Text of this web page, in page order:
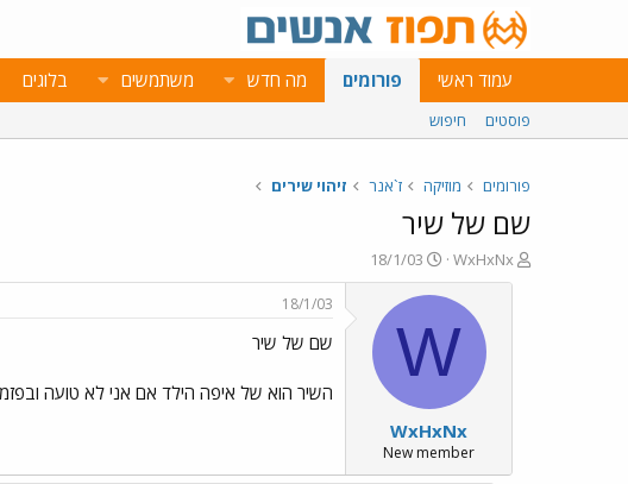
עמוד ראשי פורומים מה חדש משתמשים בלוגים
פוסטים חיפוש
פורומים מוזיקה ז`אנר זיהוי שירים
שם של שיר
פ
ו
WxHxNx
פ
ו
ר
ם
ב
א
ר
י
ך
18/1/03
W
WxHxNx
New member
18/1/03
שם של שיר
השיר הוא של איפה הילד אם אני לא טועה